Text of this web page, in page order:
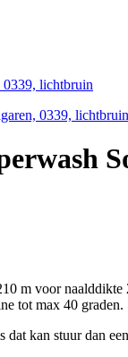
m voor
tot max 40
kan stuur dan